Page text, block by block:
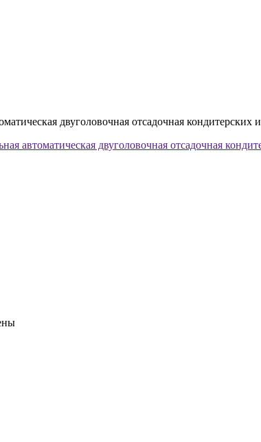
двуголовочная отсадочная